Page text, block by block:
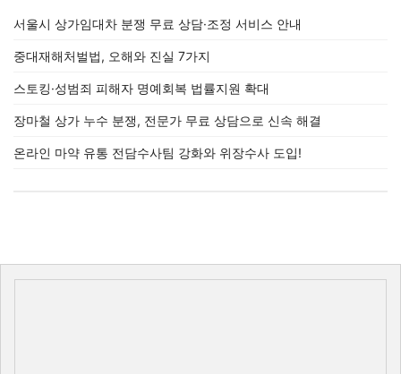
서울시 상가임대차 분쟁 무료 상담·조정 서비스 안내
중대재해처벌법, 오해와 진실 7가지
스토킹·성범죄 피해자 명예회복 법률지원 확대
장마철 상가 누수 분쟁, 전문가 무료 상담으로 신속 해결
온라인 마약 유통 전담수사팀 강화와 위장수사 도입!